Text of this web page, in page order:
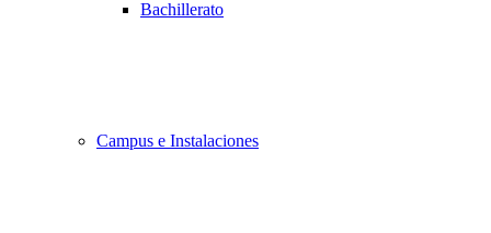
Bachillerato
Campus e Instalaciones